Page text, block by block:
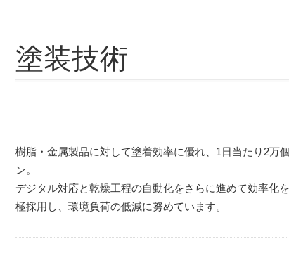
塗装技術
樹脂・金属製品に対して塗着効率に優れ、1日当たり2万
ン。
デジタル対応と乾燥工程の自動化をさらに進めて効率化
極採用し、環境負荷の低減に努めています。